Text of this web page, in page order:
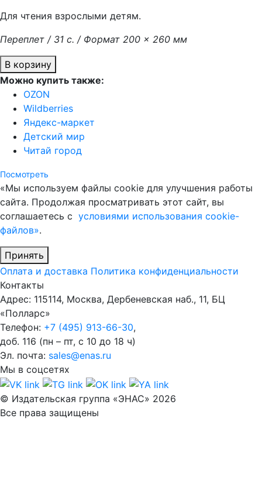
Для чтения взрослыми детям.
Переплет / 31 с. / Формат 200 × 260 мм
В корзину
Можно купить также:
OZON
Wildberries
Яндекс-маркет
Детский мир
Читай город
Посмотреть
«Мы используем файлы cookie для улучшения работы
сайта. Продолжая просматривать этот сайт, вы
соглашаетесь с условиями использования cookie-
файлов».
Принять
Оплата и доставка Политика конфиденциальности
Контакты
Адрес: 115114, Москва, Дербеневская наб., 11, БЦ
«Полларс»
Телефон: +7 (495) 913-66-30,
доб. 116 (пн – пт, с 10 до 18 ч)
Эл. почта: sales@enas.ru
Мы в соцсетях
© Издательская группа «ЭНАС» 2026
Все права защищены